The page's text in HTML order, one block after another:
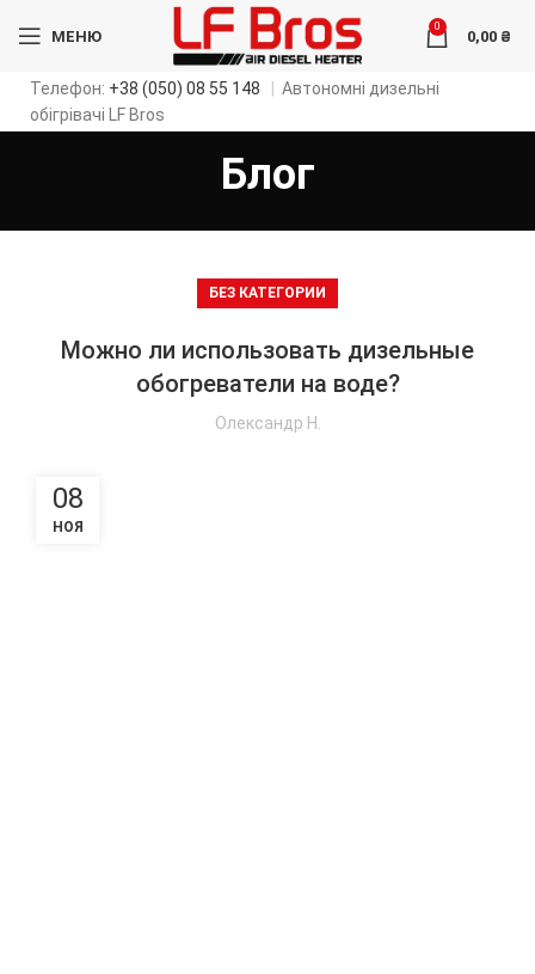
МЕНЮ
0
0,00 ₴
Телефон: +38 (050) 08 55 148
Автономні дизельні
обігрівачі LF Bros
Блог
БЕЗ КАТЕГОРИИ
Можно ли использовать дизельные
обогреватели на воде?
Олександр Н.
08
НОЯ